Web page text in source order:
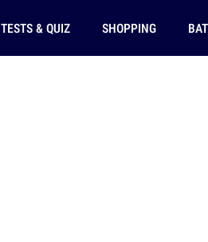
TESTS & QUIZ SHOPPING